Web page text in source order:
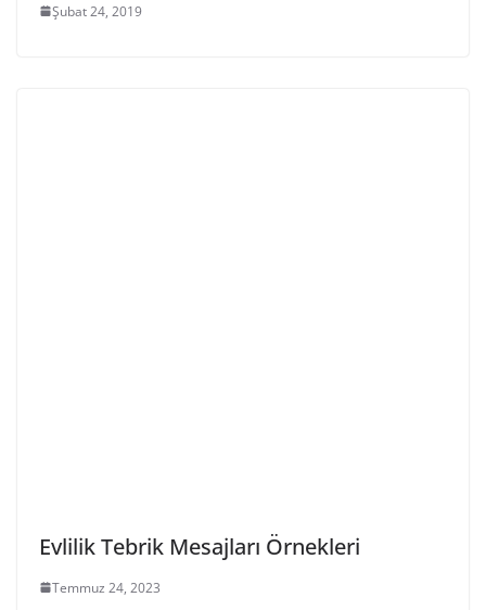
Şubat 24, 2019
Evlilik Tebrik Mesajları Örnekleri
Temmuz 24, 2023